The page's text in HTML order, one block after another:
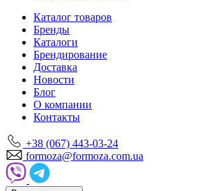
Каталог товаров
Бренды
Каталоги
Брендирование
Доставка
Новости
Блог
О компании
Контакты
+38 (067) 443-03-24
formoza@formoza.com.ua